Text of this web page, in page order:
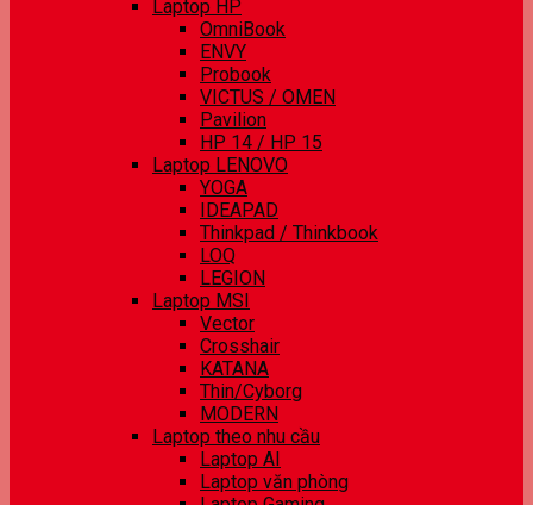
Laptop HP
OmniBook
ENVY
Probook
VICTUS / OMEN
Pavilion
HP 14 / HP 15
Laptop LENOVO
YOGA
IDEAPAD
Thinkpad / Thinkbook
LOQ
LEGION
Laptop MSI
Vector
Crosshair
KATANA
Thin/Cyborg
MODERN
Laptop theo nhu cầu
Laptop AI
Laptop văn phòng